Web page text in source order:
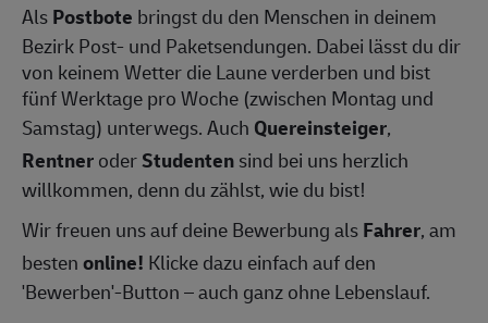
AlsPostbote bringst du den Menschen in deinem
Bezirk Post- und Paketsendungen. Dabei lässt du dir
von keinem Wetter die Laune verderben und bist
fünf Werktage pro Woche (zwischen Montag und
Samstag) unterwegs. Auch Quereinsteiger,
RentneroderStudentensind bei uns herzlich
willkommen, denn du zählst, wie du bist!
Wir freuen uns auf deine Bewerbung alsFahrer, am
bestenonline! Klicke dazu einfach auf den
'Bewerben'-Button – auch ganz ohne Lebenslauf.